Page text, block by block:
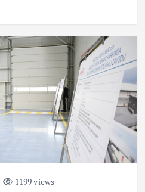
1199 views